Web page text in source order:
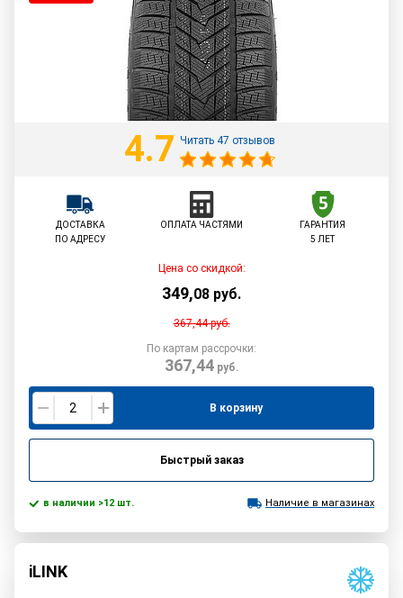
4.7 Читать 47 отзывов
ДОСТАВКА
ПО АДРЕСУ
ОПЛАТА ЧАСТЯМИ
ГАРАНТИЯ
5 ЛЕТ
Цена со скидкой:
349,08 руб.
367,44руб.
По картам рассрочки:
367,44руб.
В корзину
Быстрый заказ
в наличии >12 шт. Наличие в магазинах
iLINK